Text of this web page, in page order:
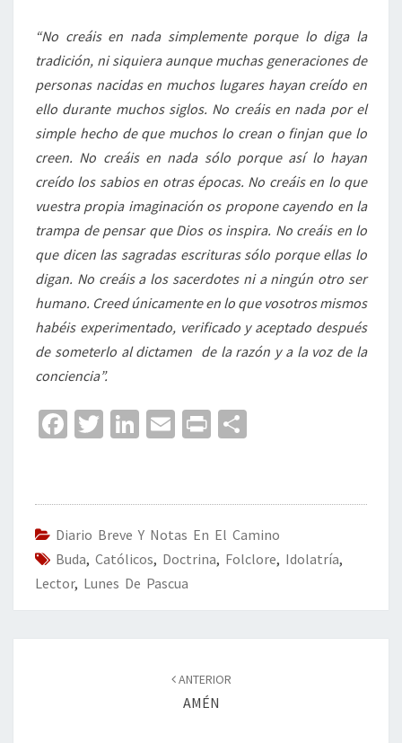
“No creáis en nada simplemente porque lo diga la
tradición, ni siquiera aunque muchas generaciones de
personas nacidas en muchos lugares hayan creído en
ello durante muchos siglos. No creáis en nada por el
simple hecho de que muchos lo crean o finjan que lo
creen. No creáis en nada sólo porque así lo hayan
creído los sabios en otras épocas. No creáis en lo que
vuestra propia imaginación os propone cayendo en la
trampa de pensar que Dios os inspira. No creáis en lo
que dicen las sagradas escrituras sólo porque ellas lo
digan. No creáis a los sacerdotes ni a ningún otro ser
humano. Creed únicamente en lo que vosotros mismos
habéis experimentado, verificado y aceptado después
de someterlo al dictamen de la razón y a la voz de la
conciencia”.
Fa
o
o
k
T
er
Li
dI
n
E
l
Pr
p
ar
tir
Diario Breve Y Notas En El Camino
Buda, Católicos, Doctrina, Folclore, Idolatría,
Lector, Lunes De Pascua
ANTERIOR
AMÉN